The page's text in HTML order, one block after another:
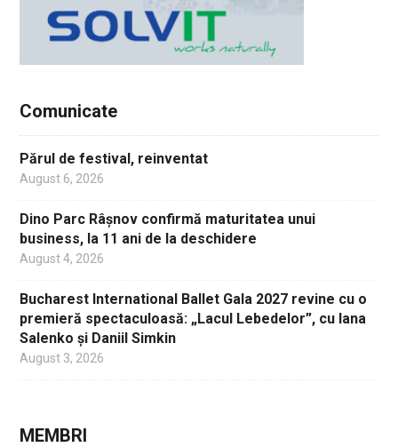
Comunicate
Părul de festival, reinventat
August 6, 2026
Dino Parc Râșnov confirmă maturitatea unui
business, la 11 ani de la deschidere
August 4, 2026
Bucharest International Ballet Gala 2027 revine cu o
premieră spectaculoasă: „Lacul Lebedelor”, cu Iana
Salenko și Daniil Simkin
August 3, 2026
MEMBRI